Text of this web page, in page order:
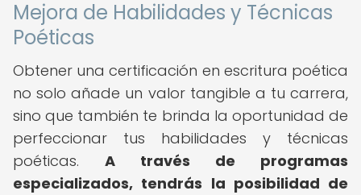
Mejora de Habilidades y Técnicas
Poéticas
Obtener una certificación en escritura poética
no solo añade un valor tangible a tu carrera,
sino que también te brinda la oportunidad de
perfeccionar tus habilidades y técnicas
poéticas. A través de programas
especializados, tendrás la posibilidad de